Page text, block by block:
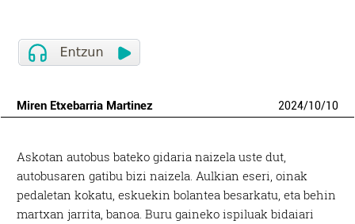
Miren Etxebarria Martinez 2024/10/10
Askotan autobus bateko gidaria naizela uste dut,
autobusaren gatibu bizi naizela. Aulkian eseri, oinak
pedaletan kokatu, eskuekin bolantea besarkatu, eta behin
martxan jarrita, banoa. Buru gaineko ispiluak bidaiari